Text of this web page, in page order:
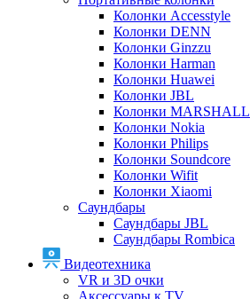
Колонки Accesstyle
Колонки DENN
Колонки Ginzzu
Колонки Harman
Колонки Huawei
Колонки JBL
Колонки MARSHALL
Колонки Nokia
Колонки Philips
Колонки Soundcore
Колонки Wifit
Колонки Xiaomi
Саундбары
Саундбары JBL
Саундбары Rombica
Видеотехника
VR и 3D очки
Аксессуары к TV